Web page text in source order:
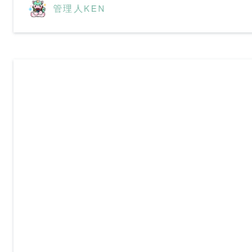
管理人KEN